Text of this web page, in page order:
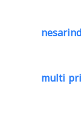
multi